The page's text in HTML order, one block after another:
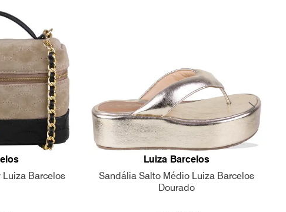
Barcelos
Luiza Barcelos
Sandália Salto Médio Luiza Barcelos
Dourado